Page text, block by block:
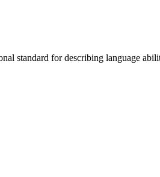
standard for describing language